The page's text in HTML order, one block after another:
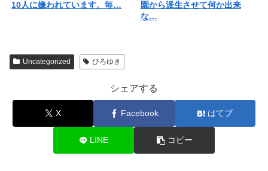
10人に嫌われています。毎…
園から派生させて何か出来
な…
Uncategorized ひろゆき
シェアする
X Facebook はてブ
LINE コピー